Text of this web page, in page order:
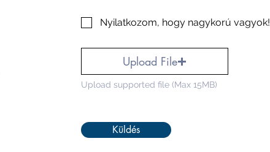
Nyilatkozom, hogy nagykorú vagyok!
Upload File
Upload supported file (Max 15MB)
Küldés